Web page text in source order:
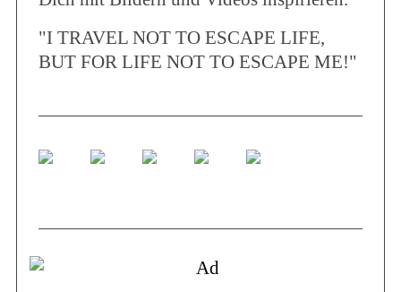
"I TRAVEL NOT TO ESCAPE LIFE,
BUT FOR LIFE NOT TO ESCAPE ME!"